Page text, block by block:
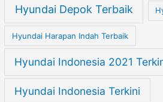
Hyundai Depok Terbaik
Hyundai Harapan Indah Terbaik
Hyundai Indonesia 2021
Hyundai Indonesia Terkini